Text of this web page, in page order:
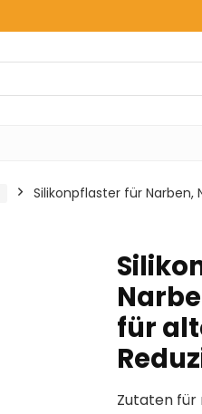
Silikonpflaster für Narben,
für
Zutaten für